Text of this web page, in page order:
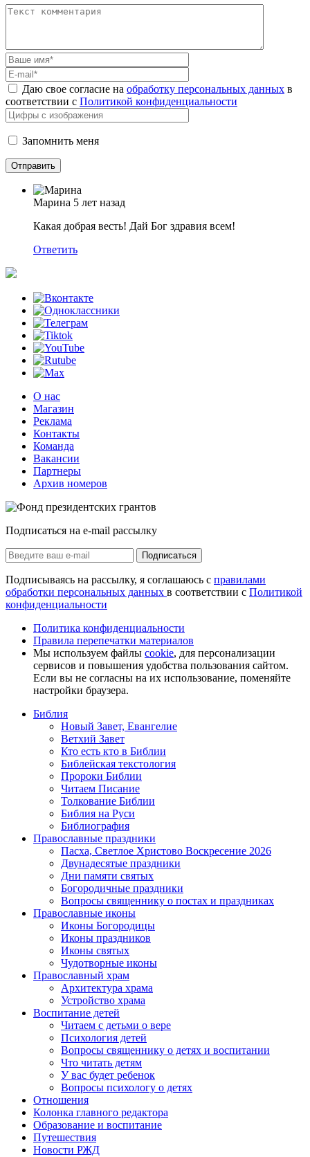
Даю свое согласие на обработку персональных данных в
соответствии с Политикой конфиденциальности
Запомнить меня
Марина 5 лет назад
Какая добрая весть! Дай Бог здравия всем!
Ответить
О нас
Магазин
Реклама
Контакты
Команда
Вакансии
Партнеры
Архив номеров
Подписаться на e-mail рассылку
Подписаться
Подписываясь на рассылку, я соглашаюсь с правилами
обработки персональных данных в соответствии с Политикой
конфиденциальности
Политика конфиденциальности
Правила перепечатки материалов
Мы используем файлы cookie, для персонализации
сервисов и повышения удобства пользования сайтом.
Если вы не согласны на их использование, поменяйте
настройки браузера.
Библия
Новый Завет, Евангелие
Ветхий Завет
Кто есть кто в Библии
Библейская текстология
Пророки Библии
Читаем Писание
Толкование Библии
Библия на Руси
Библиография
Православные праздники
Пасха, Светлое Христово Воскресение 2026
Двунадесятые праздники
Дни памяти святых
Богородичные праздники
Вопросы священнику о постах и праздниках
Православные иконы
Иконы Богородицы
Иконы праздников
Иконы святых
Чудотворные иконы
Православный храм
Архитектура храма
Устройство храма
Воспитание детей
Читаем с детьми о вере
Психология детей
Вопросы священнику о детях и воспитании
Что читать детям
У вас будет ребенок
Вопросы психологу о детях
Отношения
Колонка главного редактора
Образование и воспитание
Путешествия
Новости РЖД